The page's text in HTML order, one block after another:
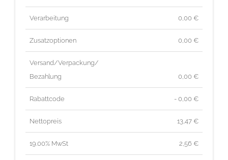
Verarbeitung 0,00 €
Zusatzoptionen 0,00 €
Versand/Verpackung/
Bezahlung
0,00 €
Rabattcode - 0,00 €
Nettopreis 13,47 €
19.00% MwSt 2,56 €